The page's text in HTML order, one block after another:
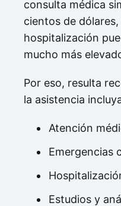
consulta médica
cientos de
hospitalización
mucho más
Por eso, resulta
la asistencia
Atención
Emergencias
Estudios y